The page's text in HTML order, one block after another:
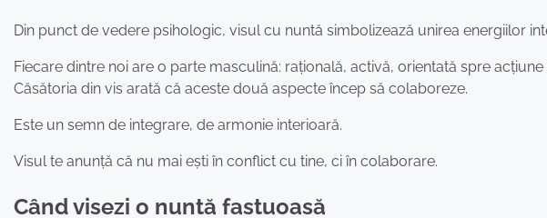
Din punct de vedere psihologic, visul cu nuntă simbolizează unirea energiilor
Fiecare dintre noi are o parte masculină: rațională, activă, orientată spre
Căsătoria din vis arată că aceste două aspecte încep să colaboreze.
Este un semn de integrare, de armonie interioară.
Visul te anunță că nu mai ești în conflict cu tine, ci în colaborare.
Când visezi o nuntă fastuoasă